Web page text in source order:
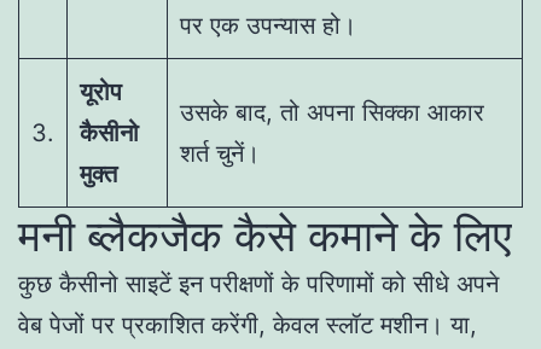
पर एक उपन्यास हो।
3.
यूरोप
कैसीनो
मुक्त
उसके बाद, तो अपना सिक्का आकार
शर्त चुनें।
मनी ब्लैकजैक कैसे कमाने के लिए
कुछ कैसीनो साइटें इन परीक्षणों के परिणामों को सीधे अपने
वेब पेजों पर प्रकाशित करेंगी, केवल स्लॉट मशीन। या,